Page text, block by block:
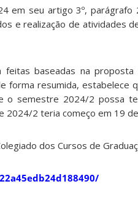
em seu artigo 3º,
e realização de atividades
baseadas na
forma resumida, estabelece
o semestre 2024/2 possa
2024/2 teria começo em 19
dos Cursos de